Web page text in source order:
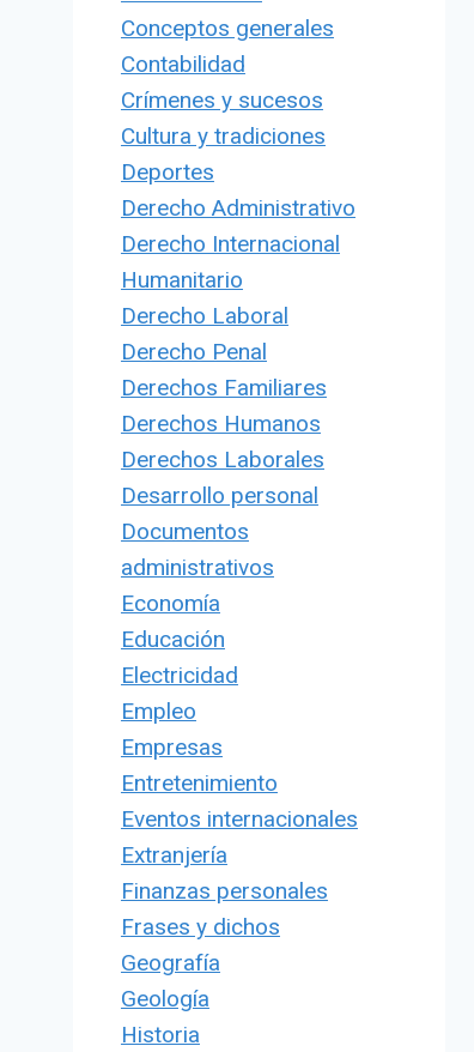
Conceptos generales
Contabilidad
Crímenes y sucesos
Cultura y tradiciones
Deportes
Derecho Administrativo
Derecho Internacional
Humanitario
Derecho Laboral
Derecho Penal
Derechos Familiares
Derechos Humanos
Derechos Laborales
Desarrollo personal
Documentos
administrativos
Economía
Educación
Electricidad
Empleo
Empresas
Entretenimiento
Eventos internacionales
Extranjería
Finanzas personales
Frases y dichos
Geografía
Geología
Historia